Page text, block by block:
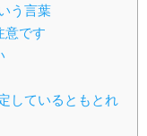
う言葉
意です
しているともとれ